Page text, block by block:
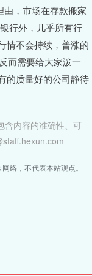
由，市场在存款搬家
行外，几乎所有行
情不会持续，普涨的
而需要给大家泼一
的质量好的公司静待
含内容的准确性、可
络，不代表本站观点。